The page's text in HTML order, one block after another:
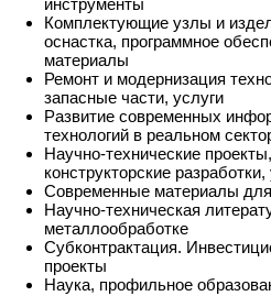
инструменты
Комплектующие узлы и
оснастка, программное
материалы
Ремонт и модернизация
запасные части, услуги
Развитие современных
технологий в реальном
Научно-технические
конструкторские
Современные материалы
Научно-техническая
металлообработке
Субконтрактация.
проекты
Наука, профильное